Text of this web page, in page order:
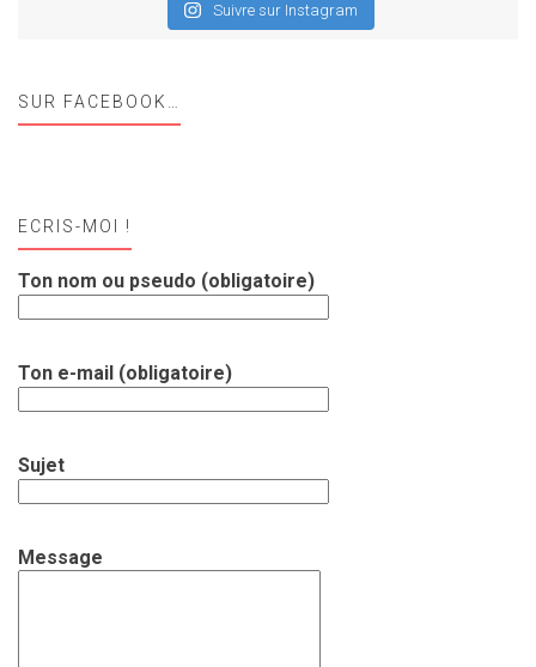
Suivre sur Instagram
SUR FACEBOOK…
ECRIS-MOI !
Ton nom ou pseudo (obligatoire)
Ton e-mail (obligatoire)
Sujet
Message